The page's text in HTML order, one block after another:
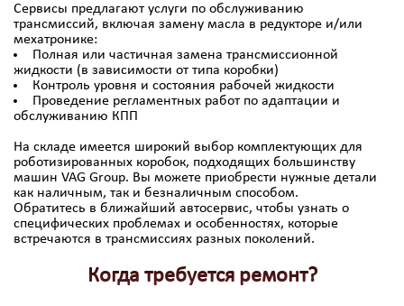
Сервисы предлагают услуги по обслуживанию
трансмиссий, включая замену масла в редукторе и/или
мехатронике:
Полная или частичная замена трансмиссионной
жидкости (в зависимости от типа коробки)
Контроль уровня и состояния рабочей жидкости
Проведение регламентных работ по адаптации и
обслуживанию КПП
На складе имеется широкий выбор комплектующих для
роботизированных коробок, подходящих большинству
машин VAG Group. Вы можете приобрести нужные детали
как наличным, так и безналичным способом.
Обратитесь в ближайший автосервис, чтобы узнать о
специфических проблемах и особенностях, которые
встречаются в трансмиссиях разных поколений.
Когда требуется ремонт?